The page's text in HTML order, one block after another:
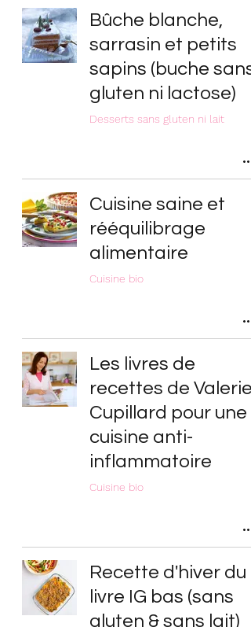
Bûche blanche,
sarrasin et petits
sapins (buche sans
gluten ni lactose)
Desserts sans gluten ni lait
Cuisine saine et
rééquilibrage
alimentaire
Cuisine bio
Les livres de
recettes de Valerie
Cupillard pour une
cuisine anti-
inflammatoire
Cuisine bio
Recette d'hiver du
livre IG bas (sans
gluten & sans lait)